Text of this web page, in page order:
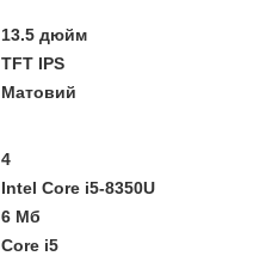
13.5 дюйм
TFT IPS
Матовий
4
Intel Core i5-8350U
6 Мб
Core i5